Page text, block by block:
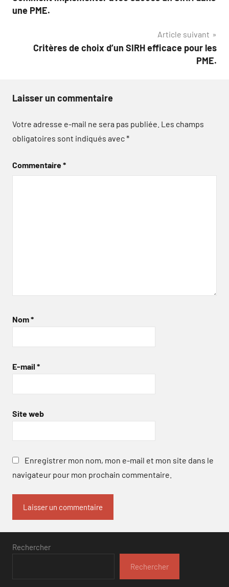
de
une PME.
Article suivant
Critères de choix d’un SIRH efficace pour les
PME.
Laisser un commentaire
Votre adresse e-mail ne sera pas publiée. Les champs
obligatoires sont indiqués avec*
Commentaire*
Nom*
E-mail *
Site web
Enregistrer mon nom, mon e-mail et mon site dans le
navigateur pour mon prochain commentaire.
Rechercher
Rechercher